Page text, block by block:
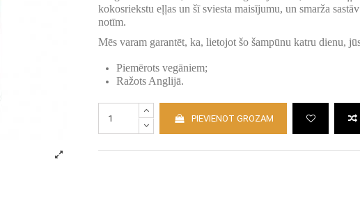
kokosriekstu eļļas un šī sviesta maisījumu, un smarža
notīm.
Mēs varam garantēt, ka, lietojot šo šampūnu katru dienu,
Piemērots vegāniem;
Ražots Anglijā.
PIEVIENOT GROZAM